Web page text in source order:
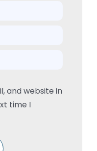
and website in
time I